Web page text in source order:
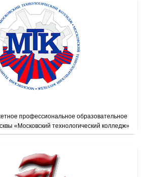
профессиональное образовательное
«Московский технологический колледж»